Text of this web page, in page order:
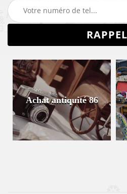
Achat antiquité 86